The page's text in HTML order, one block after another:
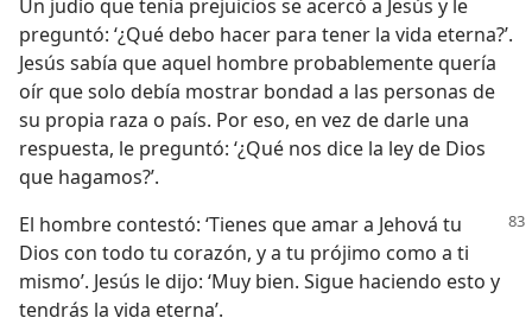
Un judío que tenía prejuicios se acercó a Jesús y le
preguntó: ‘¿Qué debo hacer para tener la vida eterna?’.
Jesús sabía que aquel hombre probablemente quería
oír que solo debía mostrar bondad a las personas de
su propia raza o país. Por eso, en vez de darle una
respuesta, le preguntó: ‘¿Qué nos dice la ley de Dios
que hagamos?’.
El hombre contestó: ‘Tienes que amar a Jehová tu
Dios con todo tu corazón, y a tu prójimo como a ti
mismo’. Jesús le dijo: ‘Muy bien. Sigue haciendo esto y
tendrás la vida eterna’.